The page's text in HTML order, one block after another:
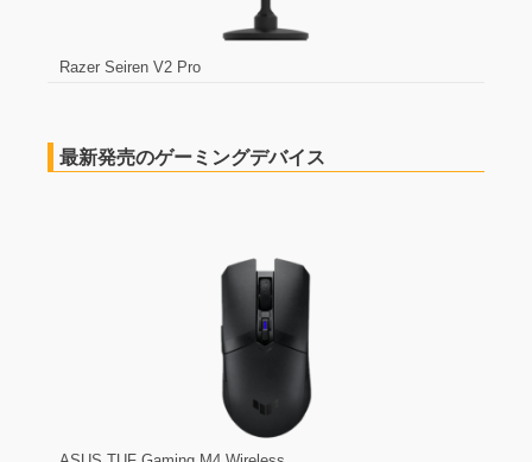
Razer Seiren V2 Pro
最新発売のゲーミングデバイス